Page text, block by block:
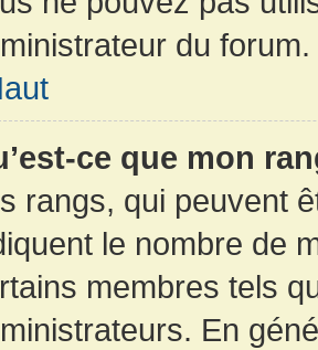
du forum.
ce que mon
rangs, qui peuvent
le nombre de
membres tels
En